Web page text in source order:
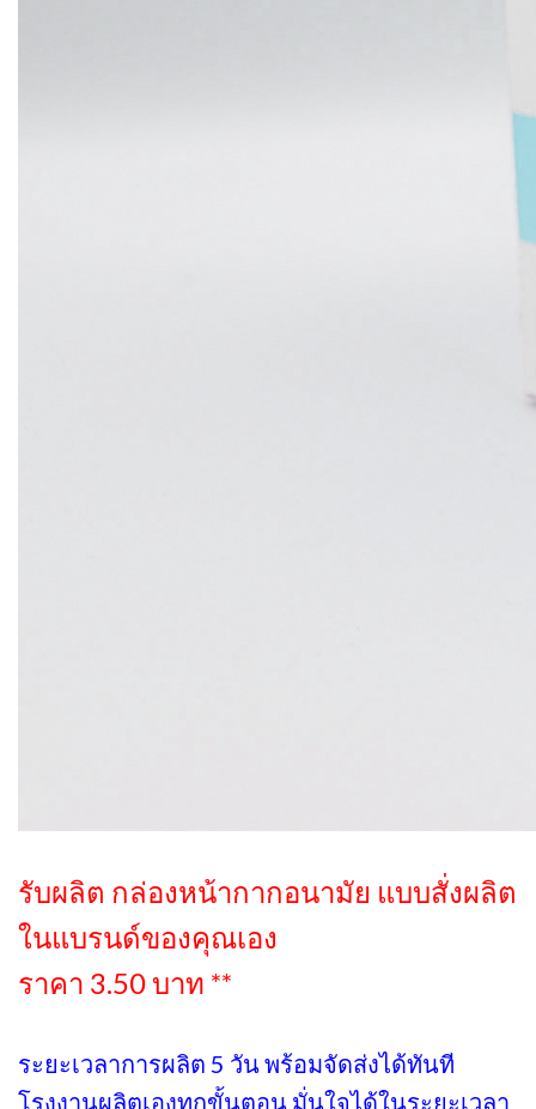
รับผลิต กล่องหน้ากากอนามัย แบบสั่งผลิต
ในแบรนด์ของคุณเอง
ราคา 3.50 บาท **
ระยะเวลาการผลิต 5 วัน พร้อมจัดส่งได้ทันที
โรงงานผลิตเองทุกขั้นตอน มั่นใจได้ในระยะเวลา